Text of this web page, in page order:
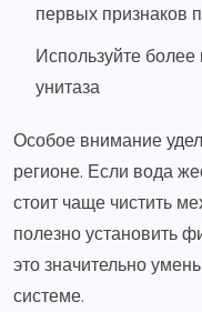
первых признаков
Используйте более
унитаза
Особое внимание
регионе. Если вода
стоит чаще чистить
полезно установить
это значительно
системе.